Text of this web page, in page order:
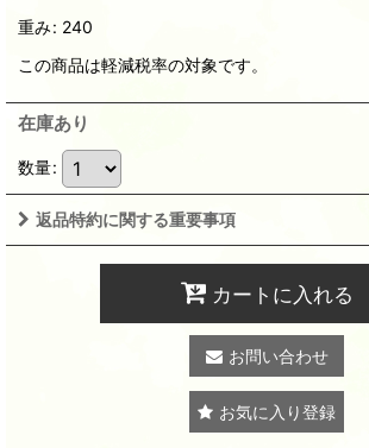
重み: 240
この商品は軽減税率の対象です。
在庫あり
数量:
返品特約に関する重要事項
カートに入れる
お問い合わせ
お気に入り登録